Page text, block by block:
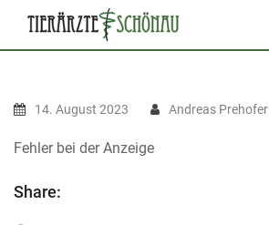
14. August 2023 Andreas Prehofer
Fehler bei der Anzeige
Share: